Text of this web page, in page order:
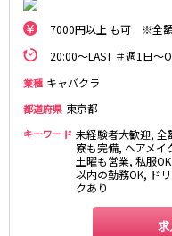
7000円以上 も可 ※全
20:00～LAST ＃週1日
業種 キャバクラ
都道府県 東京都
キーワード 未経験者大歓迎, 全
寮も完備, ヘアメ
土曜も営業, 私服
以内の勤務OK, ド
クあり
元住吉駅
菊名駅
東急目黒線
武蔵小杉駅
目黒駅
日吉駅
JR常磐線(上野～取手)